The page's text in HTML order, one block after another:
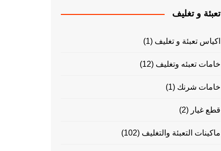
تعبئة و تغليف
اكياس تعبئة و تغليف (1)
خامات تعبئه وتغليف (12)
خامات شرنك (1)
قطع غيار (2)
ماكينات التعبئة والتغليف (102)